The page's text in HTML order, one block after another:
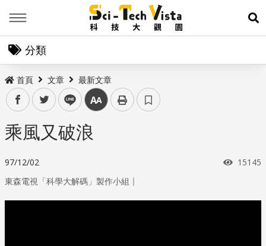
展
分類
首頁 文章 最新文章
facebooktwitter line 中
乘風又破浪
97/12/02 瀏覽次
15145
東森電視「科學大解碼」製作小組 ｜